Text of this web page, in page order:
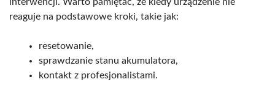
reaguje na podstawowe kroki, takie jak:
resetowanie,
sprawdzanie stanu akumulatora,
kontakt z profesjonalistami.